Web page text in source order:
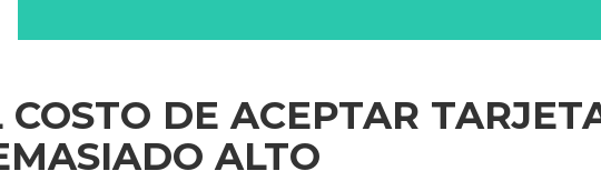
COSTO DE ACEPTAR
ALTO